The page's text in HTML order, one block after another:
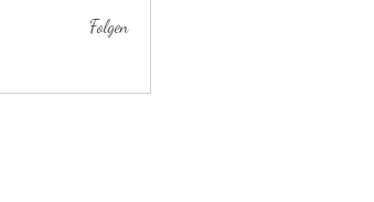
Folgen